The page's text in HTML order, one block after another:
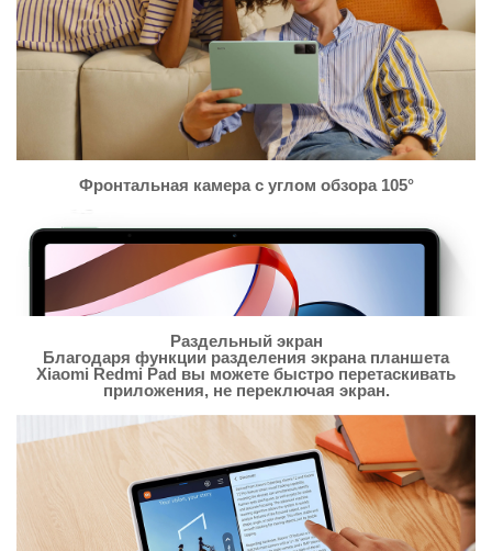
Фронтальная камера с углом обзора 105°
Раздельный экран
Благодаря функции разделения экрана планшета
Xiaomi Redmi Pad вы можете быстро перетаскивать
приложения, не переключая экран.